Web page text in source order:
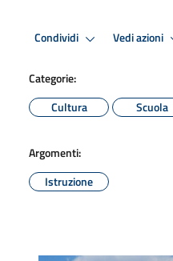
Condividi Vedi azioni
Categorie:
Cultura
Scuola
Argomenti:
Istruzione